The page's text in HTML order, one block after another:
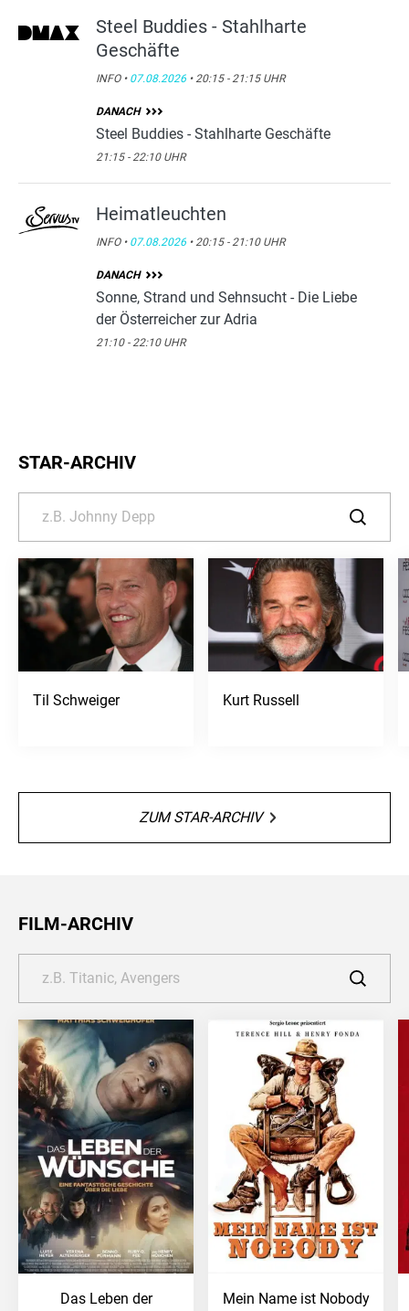
Steel Buddies - Stahlharte
Geschäfte
INFO • 07.08.2026 • 20:15 - 21:15 UHR
DANACH
Steel Buddies - Stahlharte Geschäfte
21:15 - 22:10 UHR
Heimatleuchten
INFO • 07.08.2026 • 20:15 - 21:10 UHR
DANACH
Sonne, Strand und Sehnsucht - Die Liebe
der Österreicher zur Adria
21:10 - 22:10 UHR
STAR-ARCHIV
Til Schweiger Kurt Russell
ZUM STAR-ARCHIV
FILM-ARCHIV
Das Leben der Mein Name ist Nobody